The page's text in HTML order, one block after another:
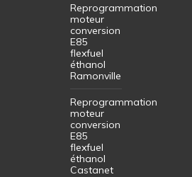
Reprogrammation
moteur
conversion
E85
flexfuel
éthanol
Ramonville
Reprogrammation
moteur
conversion
E85
flexfuel
éthanol
Castanet